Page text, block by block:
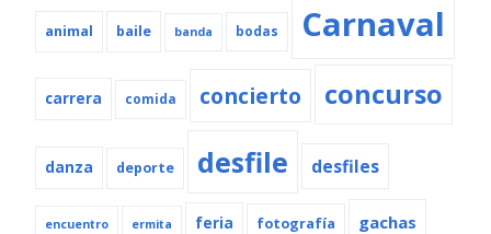
animal baile banda bodas Carnaval
carrera comida concierto concurso
danza deporte desfile desfiles
encuentro ermita feria fotografía gachas